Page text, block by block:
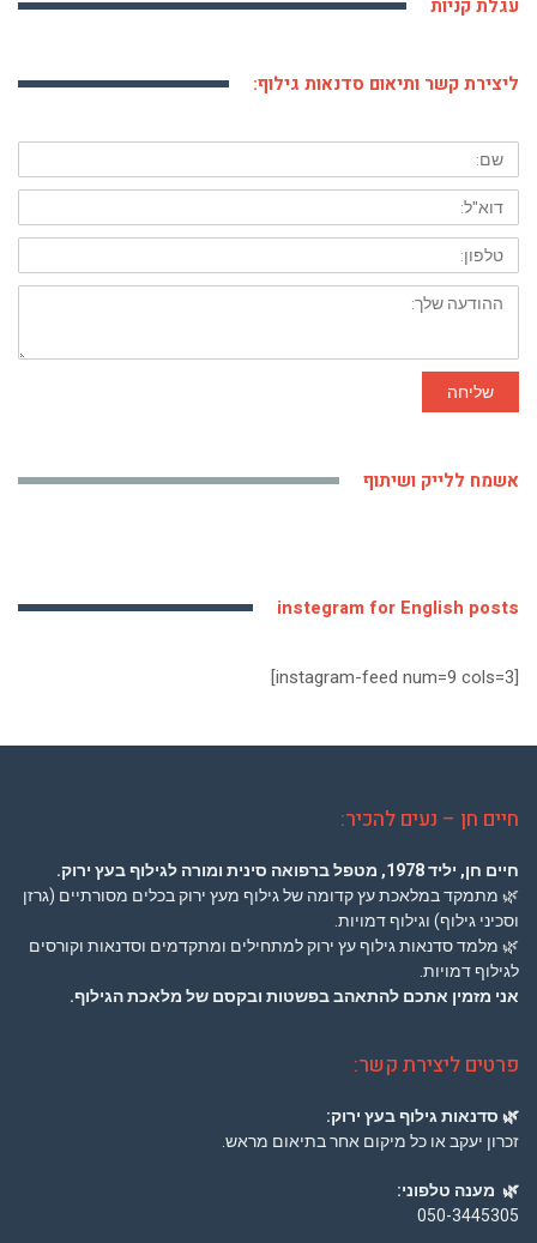
עגלת קניות
ליצירת קשר ותיאום סדנאות גילוף:
שם:
דוא"ל:
טלפון:
ההודעה
שלך:
שליחה
אשמח ללייק ושיתוף
instegram for English posts
חיים חן – נעים להכיר:
חיים חן, יליד 1978, מטפל ברפואה סיניתומורה לגילוף בעץ ירוק.
🌿מתמקד במלאכת עץ קדומה של גילוף מעץ ירוק בכלים מסורתיים (גרזן
וסכיני גילוף) וגילוף דמויות.
🌿מלמד סדנאות גילוף עץ ירוק למתחילים ומתקדמים וסדנאות וקורסים
לגילוף דמויות.
אני מזמין אתכם להתאהב בפשטות ובקסם של מלאכת הגילוף.
פרטים ליצירת קשר:
🌿סדנאות גילוף בעץ ירוק:
זכרון יעקב או כל מיקום אחר בתיאום מראש.
🌿 מענה טלפוני:
050-3445305